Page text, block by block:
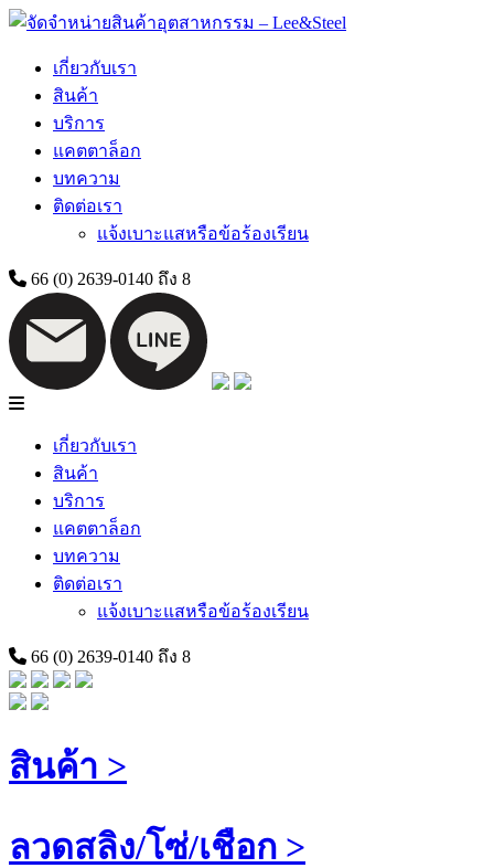
Skip
เกี่ยวกับเรา
สินค้า
บริการ
แคตตาล็อก
บทความ
ติดต่อเรา
แจ้งเบาะแสหรือข้อร้องเรียน
66 (0) 2639-0140 ถึง 8
เกี่ยวกับเรา
สินค้า
บริการ
แคตตาล็อก
บทความ
ติดต่อเรา
แจ้งเบาะแสหรือข้อร้องเรียน
66 (0) 2639-0140 ถึง 8
สินค้า >
ลวดสลิง/โซ่/เชือก >